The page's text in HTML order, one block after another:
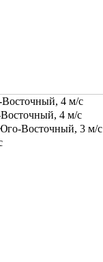
Восточный, 4 м/с
Восточный, 4 м/с
Восточный, 3 м/с